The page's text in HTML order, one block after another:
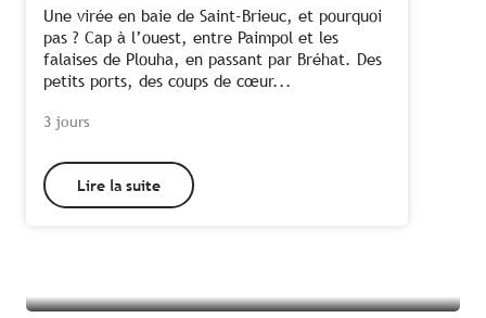
3 jours
Une virée en baie de Saint-Brieuc, et pourquoi
pas ? Cap à l’ouest, entre Paimpol et les
falaises de Plouha, en passant par Bréhat. Des
petits ports, des coups de cœur...
Lire la suite
Tous les hébergements à La Roche-
Derrien